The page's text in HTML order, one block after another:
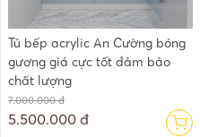
Tủ bếp acrylic An Cường bóng
gương giá cực tốt đảm bảo
chất lượng
7.000.000 đ
5.500.000 đ